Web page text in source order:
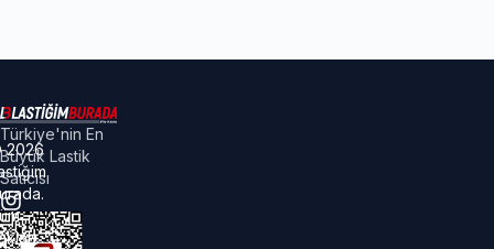
Türkiye'nin En
Büyük Lastik
Satıcısı
2026